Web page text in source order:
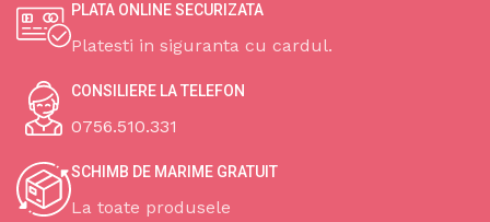
PLATA ONLINE SECURIZATA
Platesti in siguranta cu cardul.
CONSILIERE LA TELEFON
0756.510.331
SCHIMB DE MARIME GRATUIT
La toate produsele